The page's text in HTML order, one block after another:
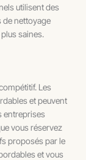
utilisent des
de nettoyage
saines.
Les
et peuvent
entreprises
vous réservez
proposés par le
et vous